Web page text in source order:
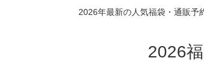
2026年最新の人気福袋・通販予
2026